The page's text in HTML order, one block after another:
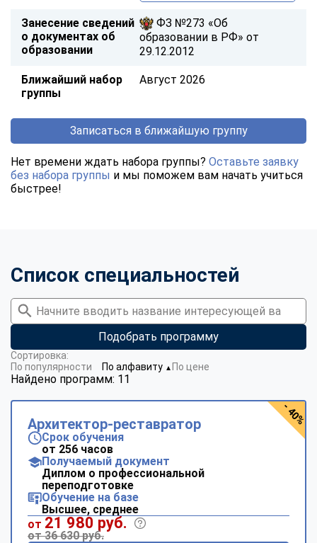
Занесение сведений
о документах об
образовании
ФЗ №273 «Об
образовании в РФ» от
29.12.2012
Ближайший набор
группы
Август 2026
Записаться в ближайшую группу
Нет времени ждать набора группы? Оставьте заявку
без набора группы и мы поможем вам начать учиться
быстрее!
Список специальностей
Подобрать программу
Найдено программ: 11
Сортировка:
По популярности
По алфавиту ▼ По цене
Архитектор-реставратор
Срок обучения
от 256 часов
Получаемый документ
Диплом о профессиональной
переподготовке
Обучение на базе
Высшее, среднее
от 21 980 руб.
от 36 630 руб.
- 40%